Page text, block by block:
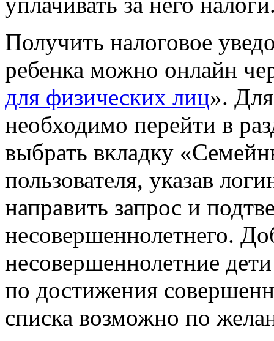
Получить налоговое
ребенка можно онлайн
для физических лиц».
необходимо перейти в
выбрать вкладку
пользователя, указав
направить запрос и
несовершеннолетнего.
несовершеннолетние
по достижения
списка возможно по